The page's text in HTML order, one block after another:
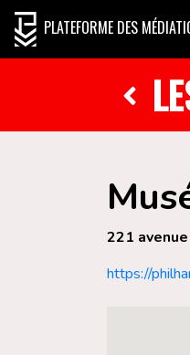
PLATEFORME DES
221
https://